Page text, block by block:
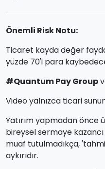
Önemli Risk Notu:
Ticaret kayda değer
yüzde 70'i para
#Quantum Pay Group
Video yalnızca ticari
Yatırım yapmadan önce
bireysel sermaye
muaf tutulmadıkça,
aykırıdır.